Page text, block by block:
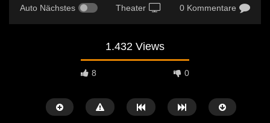
Auto Nächstes Theater 0 Kommentare
1.432 Views
8 0